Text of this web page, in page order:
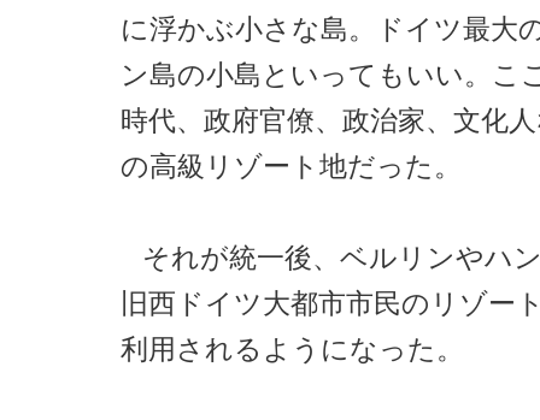
に浮かぶ小さな島。ドイツ最大
ン島の小島といってもいい。こ
時代、政府官僚、政治家、文化
の高級リゾート地だった。
それが統一後、ベルリンやハ
旧西ドイツ大都市市民のリゾー
利用されるようになった。